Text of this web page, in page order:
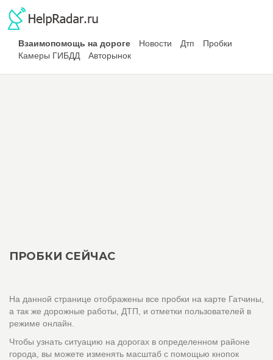
Взаимопомощь на дороге Новости Дтп
Пробки
Камеры ГИБДД
Авторынок
ПРОБКИ СЕЙЧАС
На данной странице отображены все пробки на карте Гатчины,
а так же дорожные работы, ДТП, и отметки пользователей в
режиме онлайн.
Чтобы узнать ситуацию на дорогах в определенном районе
города, вы можете изменять масштаб с помощью кнопок